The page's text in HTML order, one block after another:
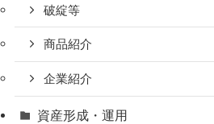
破綻等
商品紹介
企業紹介
資産形成・運用